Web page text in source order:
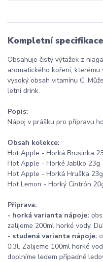
Kompletní specifikace
Obsahuje čistý výtažek z
aromatického koření, kterému
vysoký obsah vitamínu C.
letní drink.
Popis:
Nápoj v prášku pro přípravu
Obsah kolekce:
Hot Apple - Horká Brusinka
Hot Apple - Horké Jablko 23g
Hot Apple - Horká Hruška 23g
Hot Lemon - Horký Cintrón
Příprava:
- horká varianta nápoje:
zalijeme 200ml horké vody.
- studená varianta nápoje:
0.3l. Zalijeme 100ml horké
doplníme ledem případně